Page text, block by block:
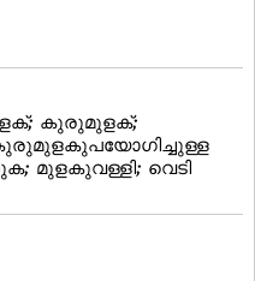
കുരുമുളക്;
മുളകുവള്ളി; വെടി